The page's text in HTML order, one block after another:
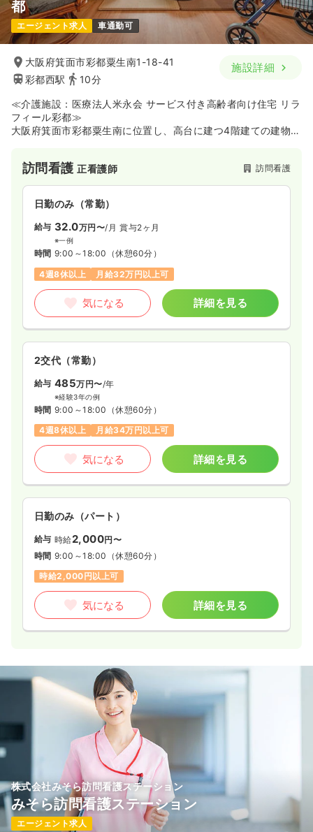
都
エージェント求人 車通勤可
大阪府箕面市彩都粟生南1-18-41
彩都西駅
10分
施設詳細
≪介護施設：医療法人米永会 サービス付き高齢者向け住宅 リラ
フィール彩都≫
大阪府箕面市彩都粟生南に位置し、高台に建つ4階建ての建物や
各部屋に設置したエアコンセンサーでお部屋の状態をキャッチ
し、入居者様の睡眠リズム・生活リズムの乱れなどのいち早い
気付きにつなげる「Panasonicみまもり安心システム」を導入
しています。日中に看護師が常駐して健康管理を実施するほ
か、ご家族と本人の意思をできる限り尊重することに力を入れ
ており、先進的な見守り設備のもとでご利用者様に寄り添った
丁寧なケアを提供したい方にオススメです。
訪問看護正看護師 訪問看護
日勤のみ（常勤）
給与 32.0万円〜/月 賞与2ヶ月
※一例
時間 9:00～18:00 （休憩60分）
4週8休以上
月給32万円以上可
気になる 詳細を見る
2交代（常勤）
給与 485万円〜/年
※経験3年の例
時間 9:00～18:00 （休憩60分）
4週8休以上
月給34万円以上可
気になる 詳細を見る
日勤のみ（パート）
給与 時給2,000円〜
時間 9:00～18:00 （休憩60分）
時給2,000円以上可
気になる 詳細を見る
株式会社みそら訪問看護ステーション
みそら訪問看護ステーション
エージェント求人